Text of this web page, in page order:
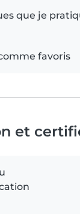
que je
favoris
et